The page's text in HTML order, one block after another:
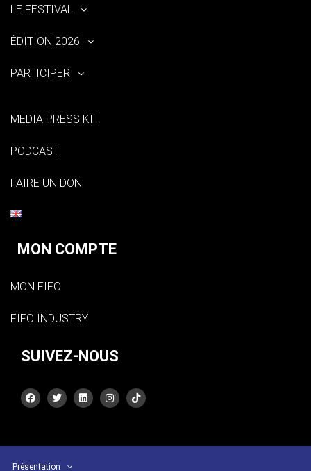
LE FESTIVAL
ÉDITION 2026
PARTICIPER
MEDIA PRESS KIT
PODCAST
FAIRE UN DON
MON COMPTE
MON FIFO
FIFO INDUSTRY
SUIVEZ-NOUS
Présentation